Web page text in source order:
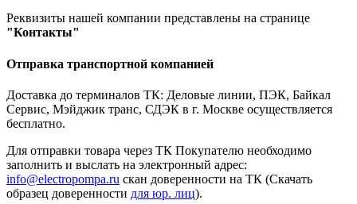
Реквизиты нашей компании представлены на странице
"Контакты"
Отправка транспортной компанией
Доставка до терминалов ТК: Деловые линии, ПЭК, Байкал
Сервис, Мэйджик транс, СДЭК в г. Москве осуществляется
бесплатно.
Для отправки товара через ТК Покупателю необходимо
заполнить и выслать на электронный адрес:
info@electropompa.ru скан доверенности на ТК (Скачать
образец доверенности для юр. лиц).